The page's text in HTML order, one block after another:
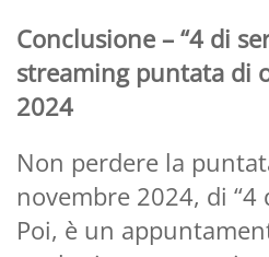
Conclusione – “4 di
streaming puntata di
2024
Non perdere la
novembre 2024, di “4
Poi, è un